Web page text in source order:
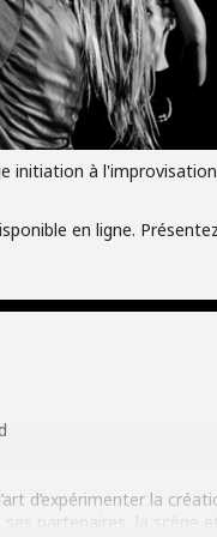
initiation à
en ligne.
d’expérimenter la
partenaires, la scène